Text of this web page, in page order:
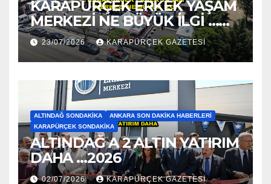
KARAPÜRÇEK ERKEK YAŞAM
MERKEZİ NE BÜYÜK İLGİ …
2026
23/07/2026 KARAPÜRÇEK GAZETESİ
ALTINDAĞ SONDAKIKA
ANKARA SON DAKIKA HABERLERI
KARAPÜRÇEK SONDAKIKA
ALTINDAĞ A 2 ALTIN YATIRIM
DAHA …2026
02/07/2026 KARAPÜRÇEK GAZETESİ